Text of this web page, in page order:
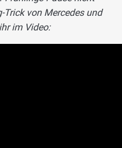
Trick von Mercedes und
im Video: